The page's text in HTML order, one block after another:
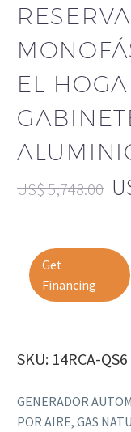
RESERVA
EL
US$5,748.00
Get
Financing
SKU: 14RCA-QS6
GENERADOR
POR AIRE, GAS